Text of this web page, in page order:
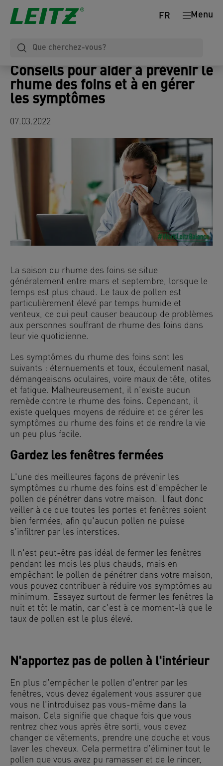
Menu
FR
Conseils pour aider à prévenir le
rhume des foins et à en gérer
les symptômes
07.03.2022
La saison du rhume des foins se situe
généralement entre mars et septembre, lorsque le
temps est plus chaud. Le taux de pollen est
particulièrement élevé par temps humide et
venteux, ce qui peut causer beaucoup de problèmes
aux personnes souffrant de rhume des foins dans
leur vie quotidienne.
Les symptômes du rhume des foins sont les
suivants : éternuements et toux, écoulement nasal,
démangeaisons oculaires, voire maux de tête, otites
et fatigue. Malheureusement, il n'existe aucun
remède contre le rhume des foins. Cependant, il
existe quelques moyens de réduire et de gérer les
symptômes du rhume des foins et de rendre la vie
un peu plus facile.
Gardez les fenêtres fermées
L'une des meilleures façons de prévenir les
symptômes du rhume des foins est d'empêcher le
pollen de pénétrer dans votre maison. Il faut donc
veiller à ce que toutes les portes et fenêtres soient
bien fermées, afin qu'aucun pollen ne puisse
s'infiltrer par les interstices.
Il n'est peut-être pas idéal de fermer les fenêtres
pendant les mois les plus chauds, mais en
empêchant le pollen de pénétrer dans votre maison,
vous pouvez contribuer à réduire vos symptômes au
minimum. Essayez surtout de fermer les fenêtres la
nuit et tôt le matin, car c'est à ce moment-là que le
taux de pollen est le plus élevé.
N'apportez pas de pollen à l'intérieur
En plus d'empêcher le pollen d'entrer par les
fenêtres, vous devez également vous assurer que
vous ne l'introduisez pas vous-même dans la
maison. Cela signifie que chaque fois que vous
rentrez chez vous après être sorti, vous devez
changer de vêtements, prendre une douche et vous
laver les cheveux. Cela permettra d'éliminer tout le
pollen que vous avez pu ramasser et de le rincer,